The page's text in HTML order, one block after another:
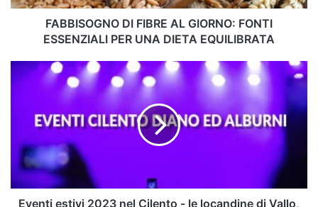
UNA
EQUILIBRATA
FABBISOGNO DI FIBRE AL GIORNO: FONTI
ESSENZIALI PER UNA DIETA EQUILIBRATA
Eventi
Cilento
locandine
di
Vallo,
Eventi estivi 2023 nel Cilento - le locandine di Vallo,